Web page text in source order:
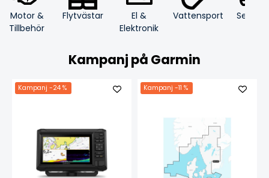
Motor &
Tillbehör
Flytvästar
El &
Elektronik
Vattensport Segling
Kampanj på Garmin
Kampanj -24 % Kampanj -11 %